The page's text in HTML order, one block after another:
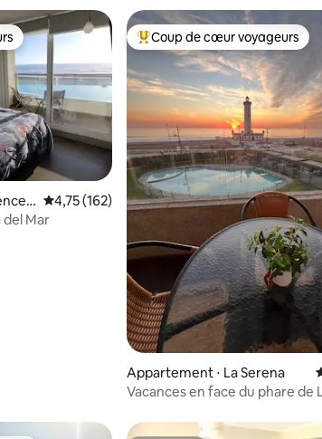
commentaires : 4,83 sur 5
⋅
Évaluation moyenne sur la base de 162
4,75 (162)
Mar
Coups de cœur voyageurs les
Coup de cœur voyageurs
Appartement ⋅ La Serena
Vacances en face du phare de